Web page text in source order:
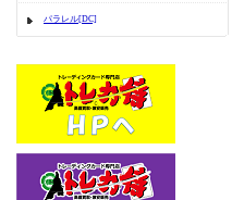
パラレル[DC]